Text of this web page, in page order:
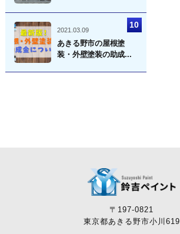
2021.03.09
あきる野市の屋根塗
装・外壁塗装の助成...
〒197-0821
東京都あきる野市小川619